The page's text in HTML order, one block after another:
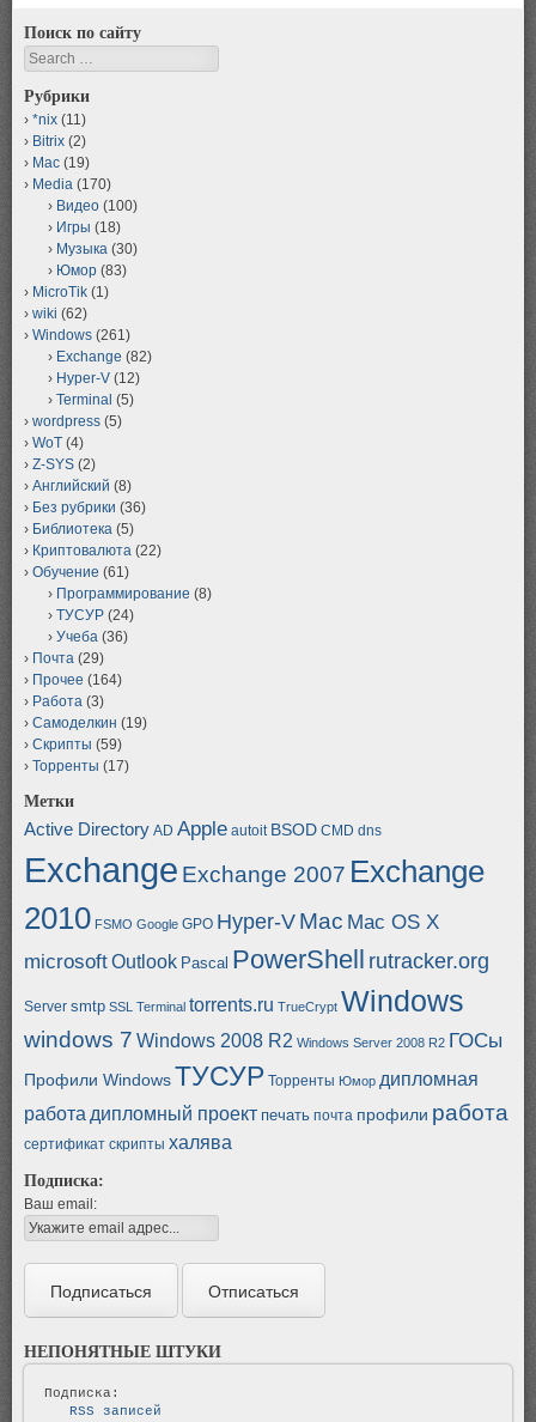
Поиск по сайту
Search
Рубрики
*nix (11)
Bitrix (2)
Mac (19)
Media (170)
Видео (100)
Игры (18)
Музыка (30)
Юмор (83)
MicroTik (1)
wiki (62)
Windows (261)
Exchange (82)
Hyper-V (12)
Terminal (5)
wordpress (5)
WoT (4)
Z-SYS (2)
Английский (8)
Без рубрики (36)
Библиотека (5)
Криптовалюта (22)
Обучение (61)
Программирование (8)
ТУСУР (24)
Учеба (36)
Почта (29)
Прочее (164)
Работа (3)
Самоделкин (19)
Скрипты (59)
Торренты (17)
Метки
Active Directory AD Apple autoit BSOD CMD dns
Exchange Exchange 2007 Exchange
2010 FSMO Google GPO Hyper-V Mac Mac OS X
microsoftOutlook Pascal PowerShell rutracker.org
Server smtp SSL Terminal torrents.ru TrueCrypt Windows
windows 7 Windows 2008 R2 Windows Server 2008 R2 ГОСы
Профили WindowsТУСУР Торренты Юмор дипломная
работа дипломный проект печать почта профили работа
сертификат скрипты халява
Подписка:
Ваш email:
НЕПОНЯТНЫЕ ШТУКИ
   RSS записей